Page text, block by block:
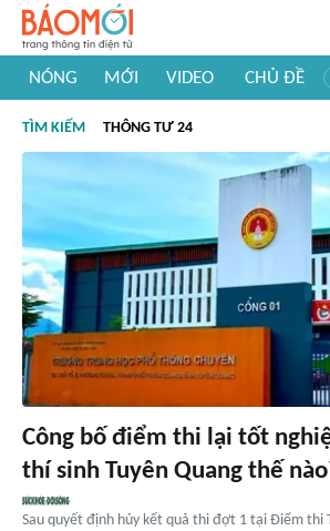
NÓNG MỚI VIDEO CHỦ ĐỀ
#Khám phá thế giới
TÌM KIẾM THÔNG TƯ 24
Công bố điểm thi lại tốt
thí sinh Tuyên Quang thế
Sau quyết định hủy kết quả thi đợt 1 tại Điểm thi